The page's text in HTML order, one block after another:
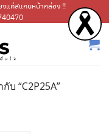
งแค่สแกนหน้ากล่อง !!
บ “C2P25A”